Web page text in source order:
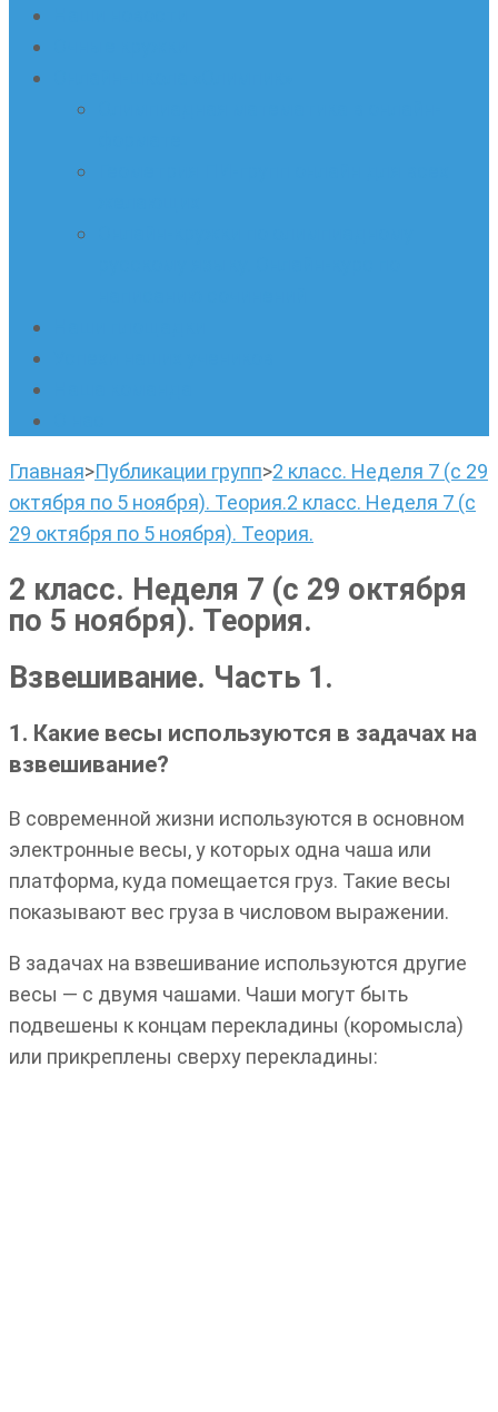
Главная>Публикации групп>2 класс. Неделя 7 (с 29
октября по 5 ноября). Теория.2 класс. Неделя 7 (с
29 октября по 5 ноября). Теория.
2 класс. Неделя 7 (с 29 октября
по 5 ноября). Теория.
Взвешивание. Часть 1.
1. Какие весы используются в задачах на
взвешивание?
В современной жизни используются в основном
электронные весы, у которых одна чаша или
платформа, куда помещается груз. Такие весы
показывают вес груза в числовом выражении.
В задачах на взвешивание используются другие
весы — с двумя чашами. Чаши могут быть
подвешены к концам перекладины (коромысла)
или прикреплены сверху перекладины: